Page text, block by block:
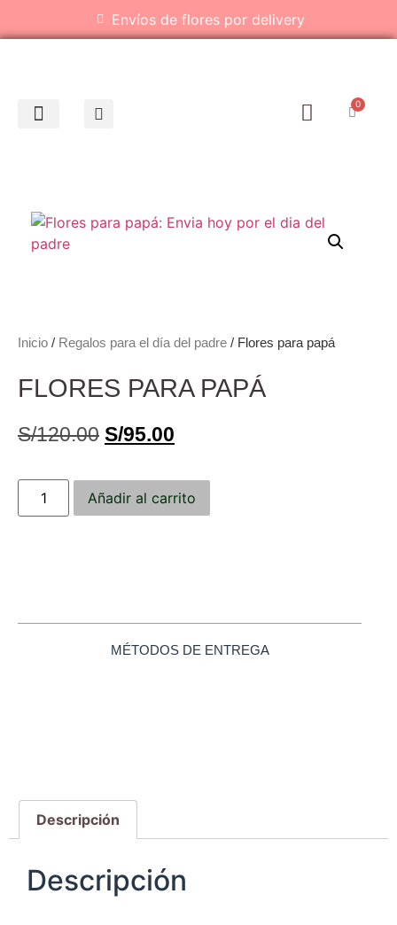
Envíos de flores por delivery
0
Inicio / Regalos para el día del padre / Flores para papá
FLORES PARA PAPÁ
S/120.00 S/95.00
Añadir al carrito
MÉTODOS DE ENTREGA
Descripción
Descripción